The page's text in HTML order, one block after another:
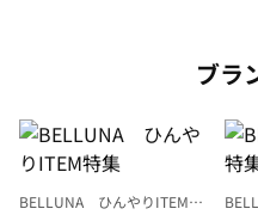
ブラ
BELLUNA ひんやりITEM特